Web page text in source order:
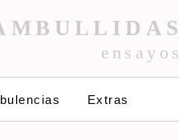
ensayos
Extras